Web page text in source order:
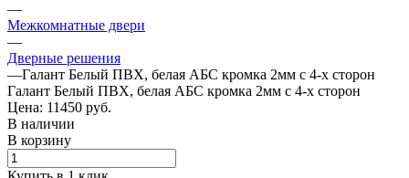
—
Межкомнатные двери
—
Дверные решения
—Галант Белый ПВХ, белая АБС кромка 2мм с 4-х сторон
Галант Белый ПВХ, белая АБС кромка 2мм с 4-х сторон
Цена: 11450 руб.
В наличии
В корзину